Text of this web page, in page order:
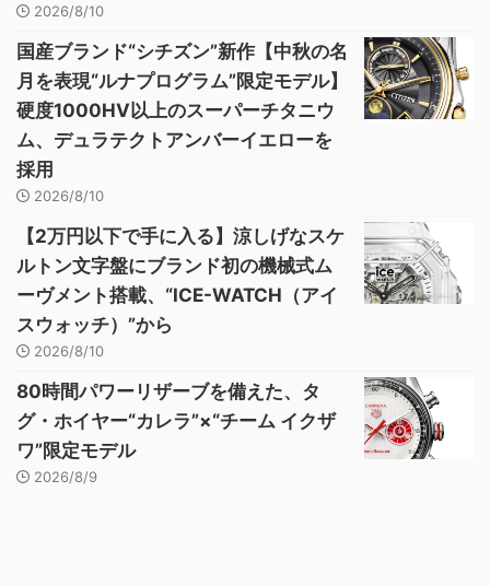
2026/8/10
国産ブランド“シチズン”新作【中秋の名
月を表現“ルナプログラム”限定モデル】
硬度1000HV以上のスーパーチタニウ
ム、デュラテクトアンバーイエローを
採用
2026/8/10
【2万円以下で手に入る】涼しげなスケ
ルトン文字盤にブランド初の機械式ム
ーヴメント搭載、“ICE-WATCH（アイ
スウォッチ）”から
2026/8/10
80時間パワーリザーブを備えた、タ
グ・ホイヤー“カレラ”×“チーム イクザ
ワ”限定モデル
2026/8/9